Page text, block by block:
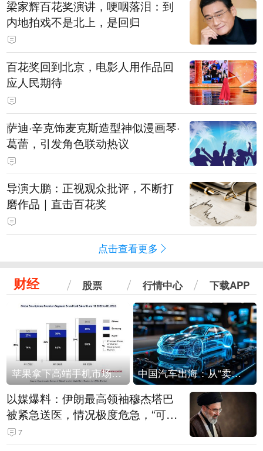
梁家辉百花奖演讲，哽咽落泪：到
内地拍戏不是北上，是回归
百花奖回到北京，电影人用作品回
应人民期待
萨迪·辛克饰麦克斯造型神似漫画琴·
葛蕾，引发角色联动热议
导演大鹏：正视观众批评，不断打
磨作品｜直击百花奖
点击查看更多
财经 股票 行情中心 下载APP
苹果拿下高端手机市场65%的份额：iPhone 17系列功不可没 中国汽车出海：从“卖出去”到“走进去”
以媒爆料：伊朗最高领袖穆杰塔巴
被紧急送医，情况极度危急，“可能
随时会死去”
7